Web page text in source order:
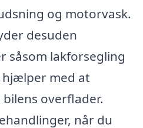
og motorvask.
desuden
såsom lakforsegling
med at
overflader.
når du